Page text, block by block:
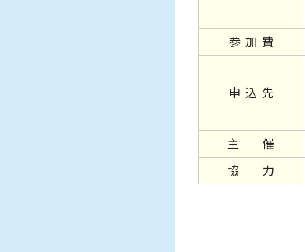
参 加 費
申 込 先
主 催
協 力